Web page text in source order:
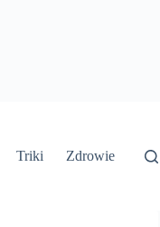
Triki Zdrowie